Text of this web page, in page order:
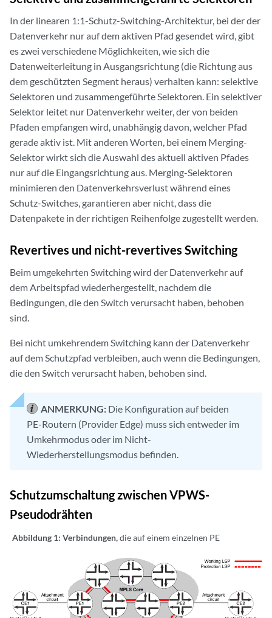
In der linearen 1:1-Schutz-Switching-Architektur, bei der der
Datenverkehr nur auf dem aktiven Pfad gesendet wird, gibt
es zwei verschiedene Möglichkeiten, wie sich die
Datenweiterleitung in Ausgangsrichtung (die Richtung aus
dem geschützten Segment heraus) verhalten kann: selektive
Selektoren und zusammengeführte Selektoren. Ein selektiver
Selektor leitet nur Datenverkehr weiter, der von beiden
Pfaden empfangen wird, unabhängig davon, welcher Pfad
gerade aktiv ist. Mit anderen Worten, bei einem Merging-
Selektor wirkt sich die Auswahl des aktuell aktiven Pfades
nur auf die Eingangsrichtung aus. Merging-Selektoren
minimieren den Datenverkehrsverlust während eines
Schutz-Switches, garantieren aber nicht, dass die
Datenpakete in der richtigen Reihenfolge zugestellt werden.
Revertives und nicht-revertives Switching
Beim umgekehrten Switching wird der Datenverkehr auf
dem Arbeitspfad wiederhergestellt, nachdem die
Bedingungen, die den Switch verursacht haben, behoben
sind.
Bei nicht umkehrendem Switching kann der Datenverkehr
auf dem Schutzpfad verbleiben, auch wenn die Bedingungen,
die den Switch verursacht haben, behoben sind.
ANMERKUNG: Die Konfiguration auf beiden
PE-Routern (Provider Edge) muss sich entweder im
Umkehrmodus oder im Nicht-
Wiederherstellungsmodus befinden.
Schutzumschaltung zwischen VPWS-
Pseudodrähten
Abbildung 1: Verbindungen,die auf einem einzelnen PE